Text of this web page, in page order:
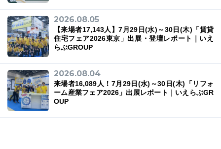
2026.08.05
【来場者17,143人】7月29日(水)～30日(木)「賃貸
住宅フェア2026東京」出展・登壇レポート｜いえ
らぶGROUP
2026.08.04
来場者16,089人！7月29日(水)～30日(木)「リフォ
ーム産業フェア2026」出展レポート｜いえらぶGR
OUP